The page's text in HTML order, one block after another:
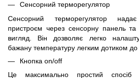
Сенсорний терморегулятор
Сенсорний терморегулятор
пристроєм через сенсорну панель
вигляд. Він дозволяє легко
бажану температуру легким дотиком до
Кнопка on/off
Це максимально простий спосіб